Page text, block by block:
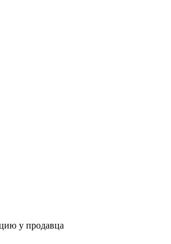
у продавца